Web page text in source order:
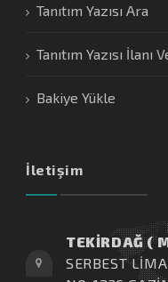
Tanıtım Yazısı Ara
Tanıtım Yazısı İlanı
Bakiye Yükle
İletişim
TEKİRDAĞ (
SERBEST